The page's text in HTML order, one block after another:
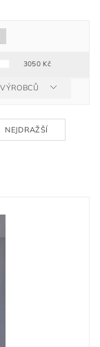
3050 Kč
NEJDRAŽŠÍ